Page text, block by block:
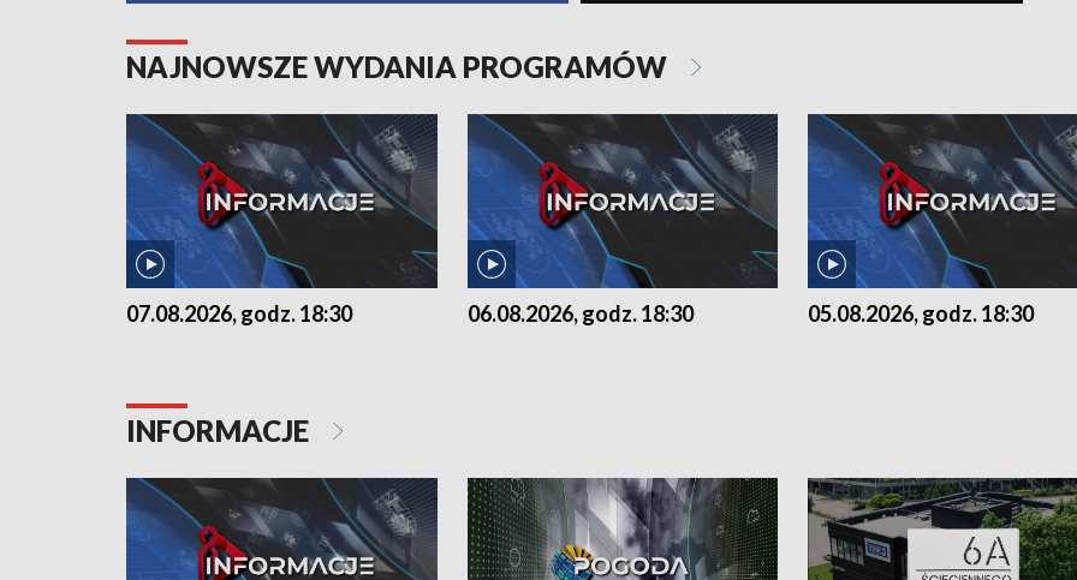
NAJNOWSZE WYDANIA PROGRAMÓW
07.08.2026, godz. 18:30 06.08.2026, godz. 18:30 05.08.2026, godz. 18:30
INFORMACJE